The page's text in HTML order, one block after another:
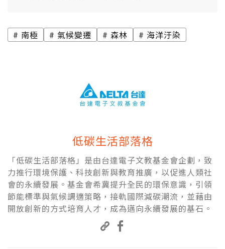
南極 氣候變遷 森林 海洋汙染
低碳生活部落格
「低碳生活部落格」是由台達電子文教基金會企劃，致
力推行環境保護、科技創新與教育推廣，以促進人類社
會的永續發展。基金會希冀提升全民的環保意識，引領
節能標準與氣候調適策略，接軌國際減碳潮流，並藉由
開放創新的方式培育人才，成為邁向永續發展的基石。